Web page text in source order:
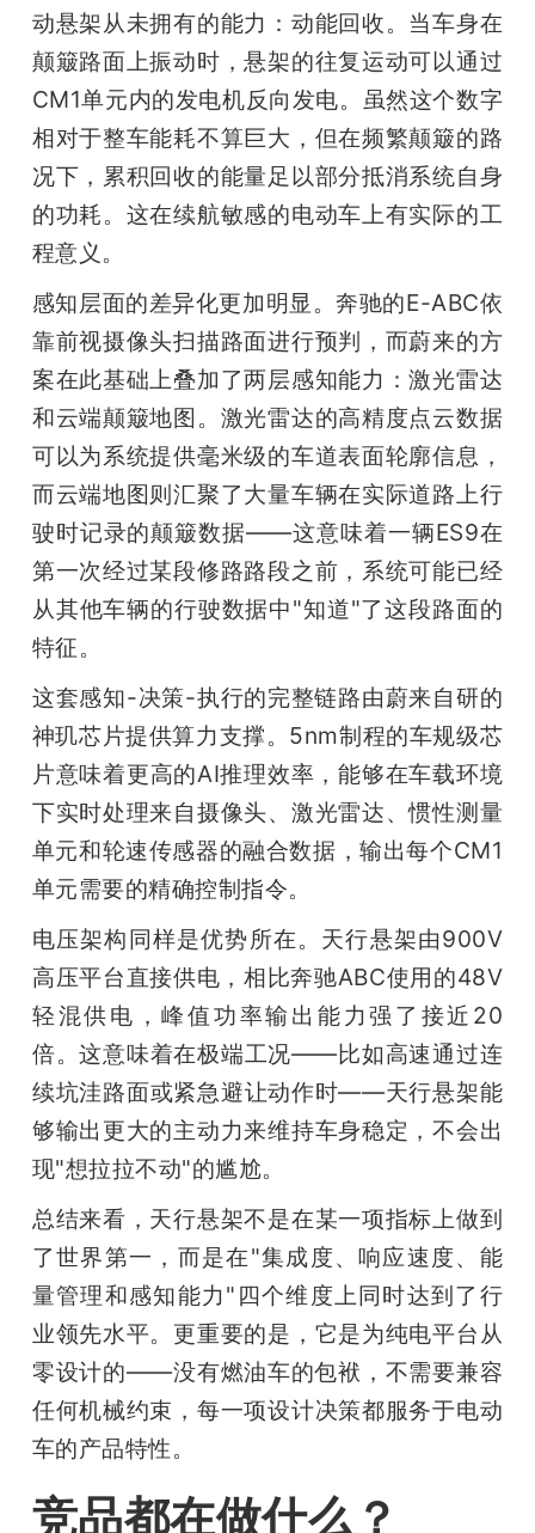
动悬架从未拥有的能力：动能回收。当车身在
颠簸路面上振动时，悬架的往复运动可以通过
CM1单元内的发电机反向发电。虽然这个数字
相对于整车能耗不算巨大，但在频繁颠簸的路
况下，累积回收的能量足以部分抵消系统自身
的功耗。这在续航敏感的电动车上有实际的工
程意义。
感知层面的差异化更加明显。奔驰的E-ABC依
靠前视摄像头扫描路面进行预判，而蔚来的方
案在此基础上叠加了两层感知能力：激光雷达
和云端颠簸地图。激光雷达的高精度点云数据
可以为系统提供毫米级的车道表面轮廓信息，
而云端地图则汇聚了大量车辆在实际道路上行
驶时记录的颠簸数据——这意味着一辆ES9在
第一次经过某段修路路段之前，系统可能已经
从其他车辆的行驶数据中"知道"了这段路面的
特征。
这套感知-决策-执行的完整链路由蔚来自研的
神玑芯片提供算力支撑。5nm制程的车规级芯
片意味着更高的AI推理效率，能够在车载环境
下实时处理来自摄像头、激光雷达、惯性测量
单元和轮速传感器的融合数据，输出每个CM1
单元需要的精确控制指令。
电压架构同样是优势所在。天行悬架由900V
高压平台直接供电，相比奔驰ABC使用的48V
轻混供电，峰值功率输出能力强了接近20
倍。这意味着在极端工况——比如高速通过连
续坑洼路面或紧急避让动作时——天行悬架能
够输出更大的主动力来维持车身稳定，不会出
现"想拉拉不动"的尴尬。
总结来看，天行悬架不是在某一项指标上做到
了世界第一，而是在"集成度、响应速度、能
量管理和感知能力"四个维度上同时达到了行
业领先水平。更重要的是，它是为纯电平台从
零设计的——没有燃油车的包袱，不需要兼容
任何机械约束，每一项设计决策都服务于电动
车的产品特性。
竞品都在做什么？